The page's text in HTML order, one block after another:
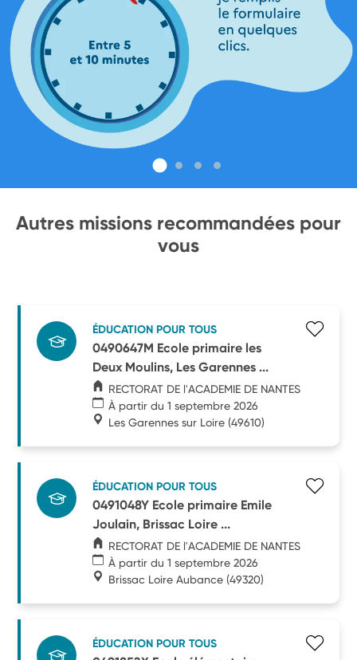
Autres missions recommandées pour
vous
ÉDUCATION POUR TOUS
0490647M Ecole primaire les
Deux Moulins, Les Garennes ...
RECTORAT DE l'ACADEMIE DE NANTES
À partir du 1 septembre 2026
Les Garennes sur Loire (49610)
ÉDUCATION POUR TOUS
0491048Y Ecole primaire Emile
Joulain, Brissac Loire ...
RECTORAT DE l'ACADEMIE DE NANTES
À partir du 1 septembre 2026
Brissac Loire Aubance (49320)
ÉDUCATION POUR TOUS